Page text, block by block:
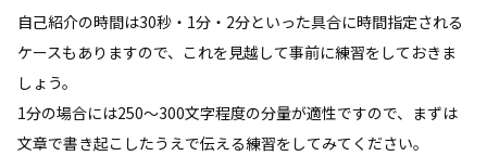
自己紹介の時間は30秒・1分・2分といった具合に時間指定される
ケースもありますので、これを見越して事前に練習をしておきま
しょう。
1分の場合には250～300文字程度の分量が適性ですので、まずは
文章で書き起こしたうえで伝える練習をしてみてください。